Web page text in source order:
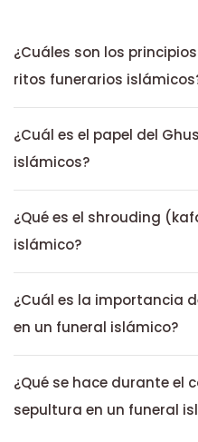
¿Cuáles son los
ritos funerarios
¿Cuál es el papel del
islámicos?
¿Qué es el shrouding
islámico?
¿Cuál es la importancia
en un funeral islámico?
¿Qué se hace durante el
sepultura en un funeral